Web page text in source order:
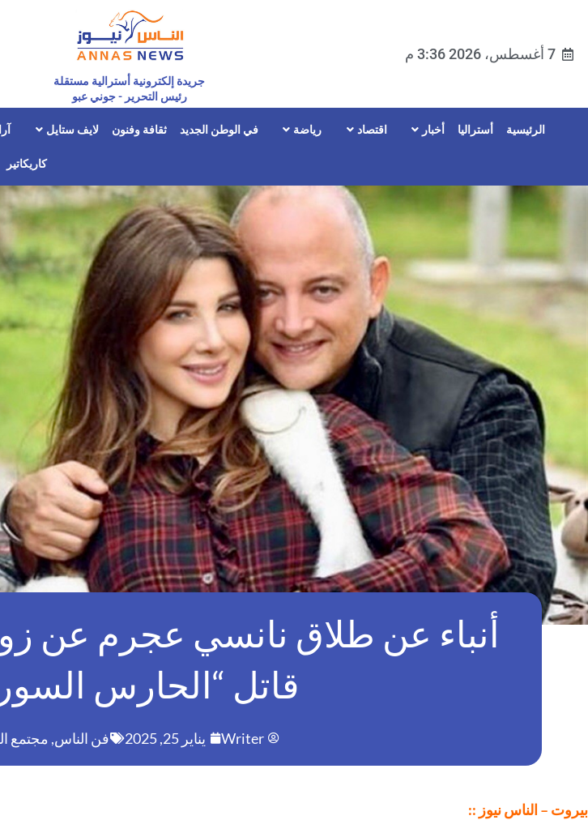
7 أغسطس، 2026 3:36 م
جريدة إلكترونية أسترالية مستقلة
رئيس التحرير - جوني عبو
الرئيسية أستراليا أخبار اقتصاد رياضة في الوطن الجديد ثقافة وفنون لايف ستايل
كاريكاتير
أنباء عن طلاق نانسي عجرم عن
قاتل “الحارس
Writer يناير 25, 2025 فن الناس, مجتمع
بيروت – الناس نيوز ::